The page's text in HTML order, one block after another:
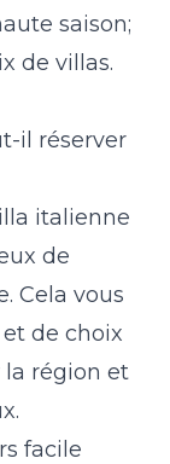
saison;
de villas.
il réserver
italienne
de
Cela vous
de choix
région et
facile